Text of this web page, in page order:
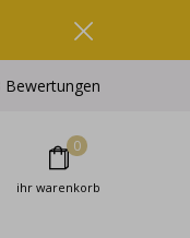
ihr warenkorb
0
Bewertungen